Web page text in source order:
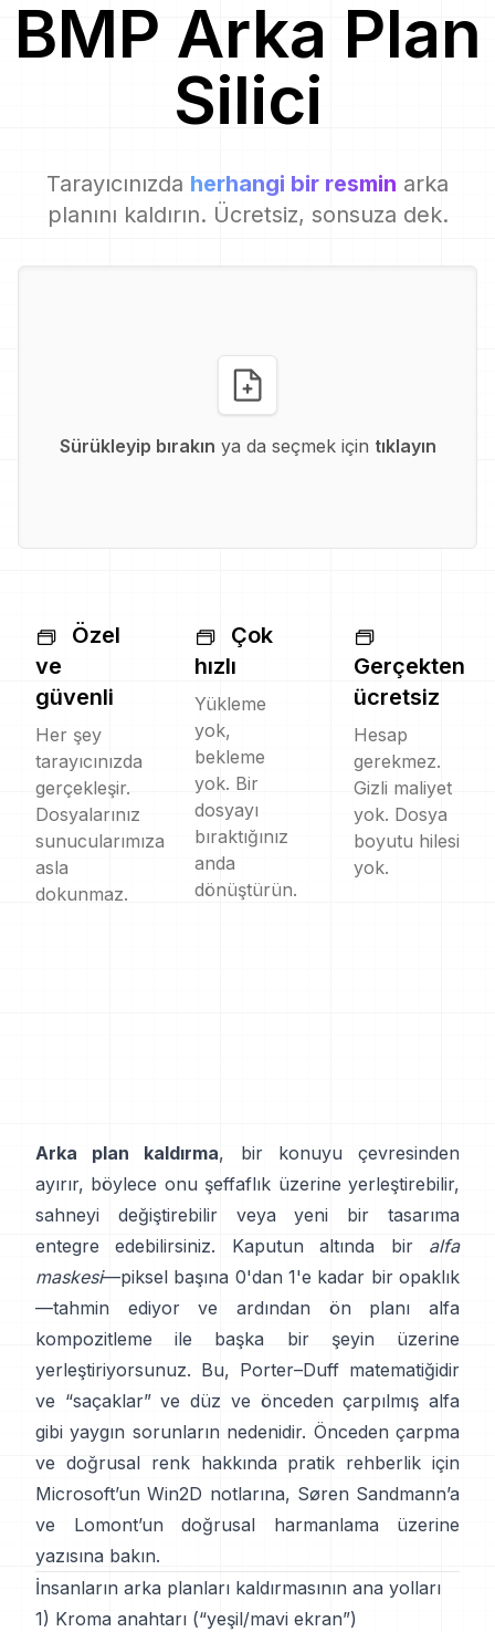
BMP Arka Plan
Silici
Tarayıcınızda herhangi bir resmin arka
planını kaldırın. Ücretsiz, sonsuza dek.
Sürükleyip bırakın ya da seçmek için tıklayın
Özel
ve
güvenli
Her şey
tarayıcınızda
gerçekleşir.
Dosyalarınız
sunucularımıza
asla
dokunmaz.
Çok
hızlı
Yükleme
yok,
bekleme
yok. Bir
dosyayı
bıraktığınız
anda
dönüştürün.
Gerçekten
ücretsiz
Hesap
gerekmez.
Gizli maliyet
yok. Dosya
boyutu hilesi
yok.
Arka plan kaldırma, bir konuyu çevresinden
ayırır, böylece onu şeffaflık üzerine yerleştirebilir,
sahneyi değiştirebilir veya yeni bir tasarıma
entegre edebilirsiniz. Kaputun altında bir
alfa
maskesi—piksel başına 0'dan 1'e kadar bir opaklık
—tahmin ediyor ve ardından ön planı alfa
kompozitleme ile başka bir şeyin üzerine
yerleştiriyorsunuz. Bu, Porter–Duff matematiğidir
ve “saçaklar” ve düz ve önceden çarpılmış alfa
gibi yaygın sorunların nedenidir. Önceden çarpma
ve doğrusal renk hakkında pratik rehberlik için
Microsoft’un Win2D notlarına, Søren Sandmann’a
ve
Lomont’un doğrusal harmanlama üzerine
yazısına bakın.
İnsanların arka planları kaldırmasının ana yolları
1) Kroma anahtarı (“yeşil/mavi ekran”)